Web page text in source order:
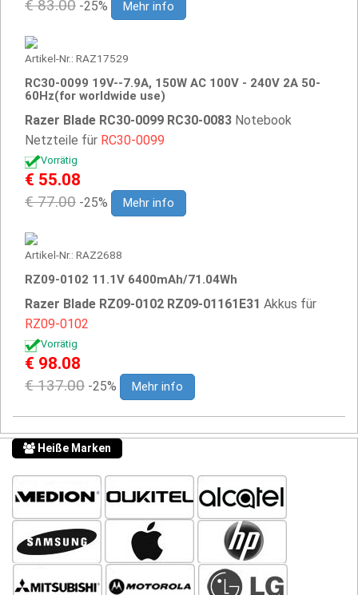
€ 83.00 -25% Mehr info
Artikel-Nr.: RAZ17529
RC30-0099 19V--7.9A, 150W AC 100V - 240V 2A 50-
60Hz(for worldwide use)
Razer Blade RC30-0099 RC30-0083 Notebook
Netzteile für RC30-0099
Vorrätig
€ 55.08
€ 77.00 -25% Mehr info
Artikel-Nr.: RAZ2688
RZ09-0102 11.1V 6400mAh/71.04Wh
Razer Blade RZ09-0102 RZ09-01161E31 Akkus für
RZ09-0102
Vorrätig
€ 98.08
€ 137.00 -25% Mehr info
Heiße Marken